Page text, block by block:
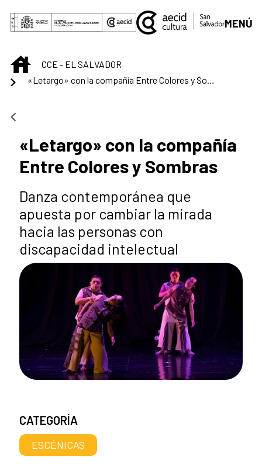
Skip to Main Content
MENÚ
INICIOCCE - EL SALVADOR
«Letargo» con la compañía
Entre Colores y Sombras
Danza contemporánea que
apuesta por cambiar la mirada
hacia las personas con
discapacidad intelectual
CATEGORÍA
ESCÉNICAS